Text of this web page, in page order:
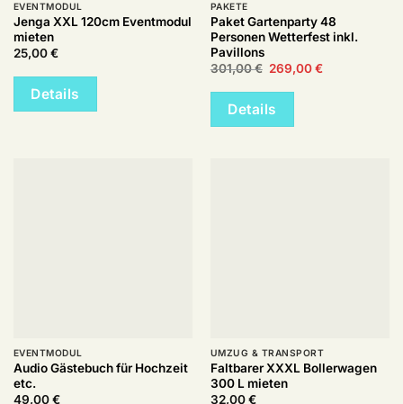
EVENTMODUL
Jenga XXL 120cm Eventmodul
mieten
25,00€
Details
PAKETE
Paket Gartenparty 48
Personen Wetterfest inkl.
Pavillons
301,00€ Ursprünglicher
Preis
war:
301,00 €
269,00€Aktueller
Details
EVENTMODUL
Audio Gästebuch für Hochzeit
etc.
49,00€
UMZUG & TRANSPORT
Faltbarer XXXL Bollerwagen
300 L mieten
32,00€